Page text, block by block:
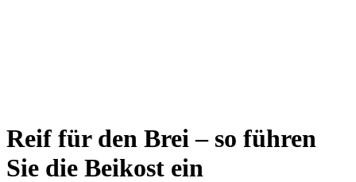
Reif für den Brei – so führen
Sie die Beikost ein